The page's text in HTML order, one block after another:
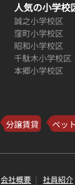
人気の小学校
誠之小学校区
窪町小学校区
昭和小学校区
千駄木小学校区
本郷小学校区
分譲賃貸 ペッ
会社概要 社員紹介